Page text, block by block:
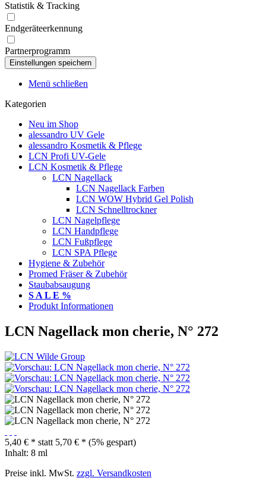
Statistik & Tracking
Endgeräteerkennung
Partnerprogramm
Menü schließen
Kategorien
Neu im Shop
alessandro UV Gele
alessandro Kosmetik & Pflege
LCN Profi UV-Gele
LCN Kosmetik & Pflege
LCN Nagellack
LCN Nagellack Farben
LCN WOW Hybrid Gel Polish
LCN Schnelltrockner
LCN Nagelpflege
LCN Handpflege
LCN Fußpflege
LCN SPA Pflege
Hygiene & Zubehör
Promed Fräser & Zubehör
Staubabsaugung
S A L E %
Produkt Informationen
LCN Nagellack mon cherie, N° 272
5,40 € * statt 5,70 € * (5% gespart)
Inhalt: 8 ml
Preise inkl. MwSt. zzgl. Versandkosten